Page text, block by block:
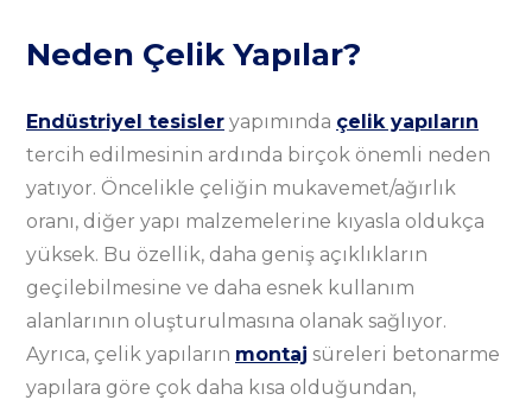
Neden Çelik Yapılar?
Endüstriyel tesisler yapımında çelik yapıların
tercih edilmesinin ardında birçok önemli neden
yatıyor. Öncelikle çeliğin mukavemet/ağırlık
oranı, diğer yapı malzemelerine kıyasla oldukça
yüksek. Bu özellik, daha geniş açıklıkların
geçilebilmesine ve daha esnek kullanım
alanlarının oluşturulmasına olanak sağlıyor.
Ayrıca, çelik yapıların montaj süreleri betonarme
yapılara göre çok daha kısa olduğundan,